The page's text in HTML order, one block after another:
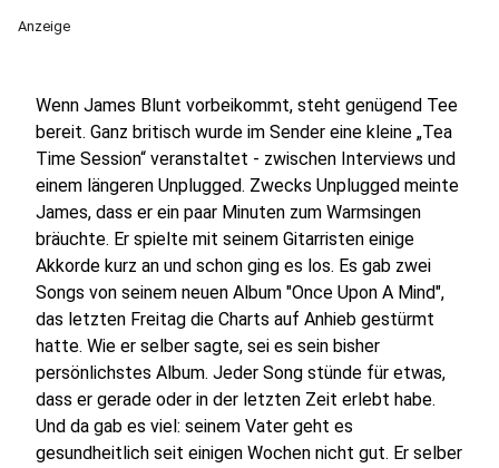
Anzeige
Wenn James Blunt vorbeikommt, steht genügend Tee
bereit. Ganz britisch wurde im Sender eine kleine „Tea
Time Session“ veranstaltet - zwischen Interviews und
einem längeren Unplugged. Zwecks Unplugged meinte
James, dass er ein paar Minuten zum Warmsingen
bräuchte. Er spielte mit seinem Gitarristen einige
Akkorde kurz an und schon ging es los. Es gab zwei
Songs von seinem neuen Album "Once Upon A Mind",
das letzten Freitag die Charts auf Anhieb gestürmt
hatte. Wie er selber sagte, sei es sein bisher
persönlichstes Album. Jeder Song stünde für etwas,
dass er gerade oder in der letzten Zeit erlebt habe.
Und da gab es viel: seinem Vater geht es
gesundheitlich seit einigen Wochen nicht gut. Er selber